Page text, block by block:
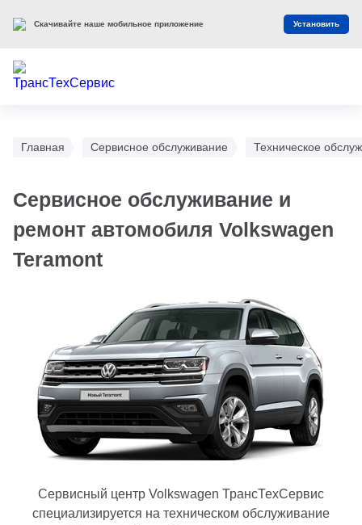
Главная Сервисное обслуживание Техническое
Сервисное обслуживание и
ремонт автомобиля Volkswagen
Teramont
Сервисный центр Volkswagen ТрансТехСервис
специализируется на техническом обслуживание
Скачивайте наше мобильное приложение Установить